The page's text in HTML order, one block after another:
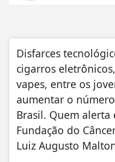
Disfarces
cigarros
vapes, entre os
aumentar o
Brasil. Quem
Fundação do
Luiz Augusto